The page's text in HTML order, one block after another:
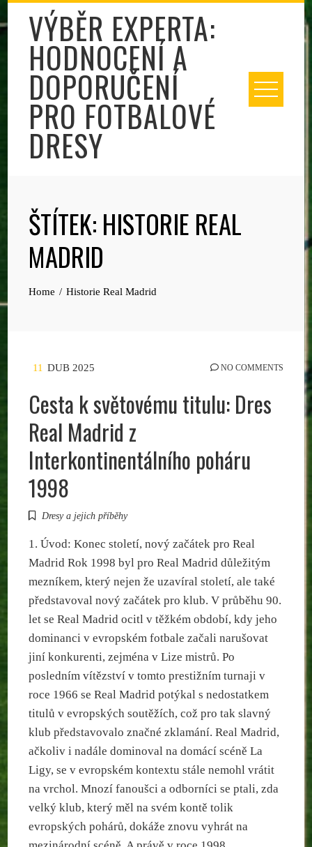
to
contentVÝBĚR EXPERTA:
HODNOCENÍ A
DOPORUČENÍ
PRO FOTBALOVÉ
DRESY
ŠTÍTEK: HISTORIE REAL
MADRID
Home Historie Real Madrid
11 DUB 2025 NO COMMENTS
Cesta k světovému titulu: Dres
Real Madrid z
Interkontinentálního poháru
1998
Dresy a jejich příběhy
1. Úvod: Konec století, nový začátek pro Real
Madrid Rok 1998 byl pro Real Madrid důležitým
mezníkem, který nejen že uzavíral století, ale také
představoval nový začátek pro klub. V průběhu 90.
let se Real Madrid ocitl v těžkém období, kdy jeho
dominanci v evropském fotbale začali narušovat
jiní konkurenti, zejména v Lize mistrů. Po
posledním vítězství v tomto prestižním turnaji v
roce 1966 se Real Madrid potýkal s nedostatkem
titulů v evropských soutěžích, což pro tak slavný
klub představovalo značné zklamání. Real Madrid,
ačkoliv i nadále dominoval na domácí scéně La
Ligy, se v evropském kontextu stále nemohl vrátit
na vrchol. Mnozí fanoušci a odborníci se ptali, zda
velký klub, který měl na svém kontě tolik
evropských pohárů, dokáže znovu vyhrát na